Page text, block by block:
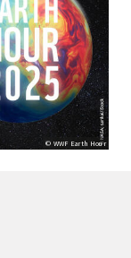
© WWF Earth Hour